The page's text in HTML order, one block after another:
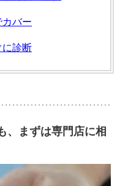
バー
に診断
、まずは専門店に相